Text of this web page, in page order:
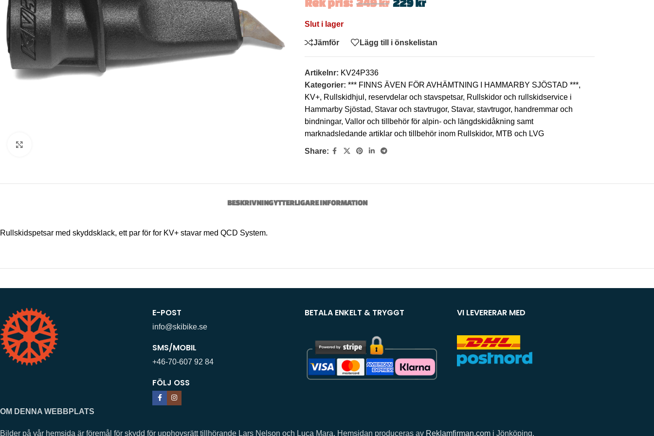
Rek pris: 249kr 229kr
Slut i lager
Jämför Lägg till i önskelistan
Artikelnr: KV24P336
Kategorier: *** FINNS ÄVEN FÖR AVHÄMTNING I HAMMARBY SJÖSTAD ***,
KV+, Rullskidhjul, reservdelar och stavspetsar, Rullskidor och rullskidservice i
Hammarby Sjöstad, Stavar och stavtrugor, Stavar, stavtrugor, handremmar och
bindningar, Vallor och tillbehör för alpin- och längdskidåkning samt
marknadsledande artiklar och tillbehör inom Rullskidor, MTB och LVG
Share:
BESKRIVNINGYTTERLIGARE INFORMATION
Rullskidspetsar med skyddsklack, ett par för for KV+ stavar med QCD System.
E-POST
info@skibike.se
SMS/MOBIL
+46-70-607 92 84
FÖLJ OSS
BETALA ENKELT & TRYGGT VI LEVERERAR MED
OM DENNA WEBBPLATS
Bilder på vår hemsida är föremål för skydd för upphovsrätt tillhörande Lars Nelson och Luca Mara. Hemsidan produceras av Reklamfirman.com i Jönköping.